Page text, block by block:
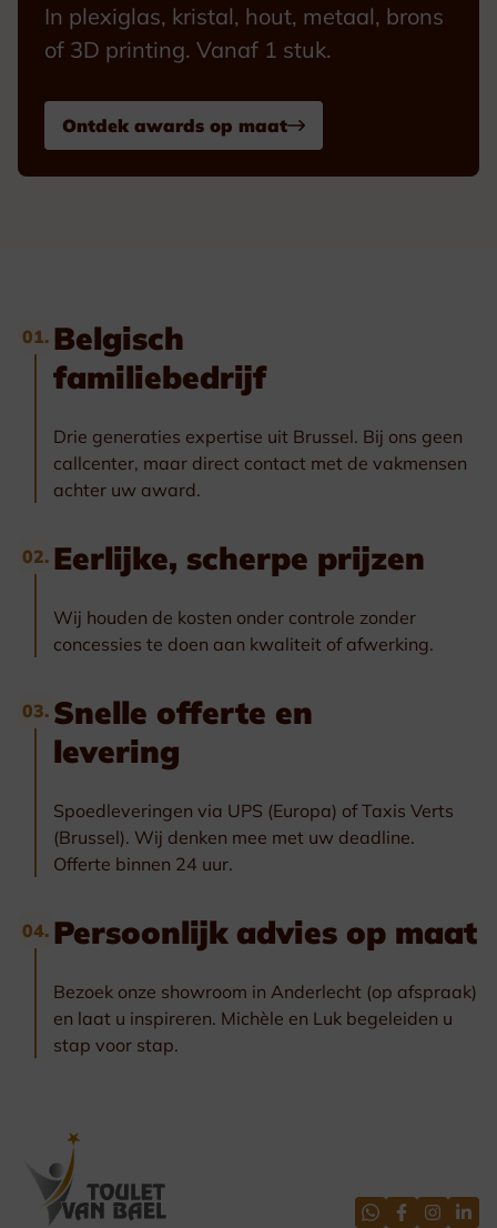
In plexiglas, kristal, hout, metaal, brons
of 3D printing. Vanaf 1 stuk.
Ontdek awards op maat
01. Belgisch
familiebedrijf
Drie generaties expertise uit Brussel. Bij ons geen
callcenter, maar direct contact met de vakmensen
achter uw award.
02. Eerlijke, scherpe prijzen
Wij houden de kosten onder controle zonder
concessies te doen aan kwaliteit of afwerking.
03. Snelle offerte en
levering
Spoedleveringen via UPS (Europa) of Taxis Verts
(Brussel). Wij denken mee met uw deadline.
Offerte binnen 24 uur.
04. Persoonlijk advies op maat
Bezoek onze showroom in Anderlecht (op afspraak)
en laat u inspireren. Michèle en Luk begeleiden u
stap voor stap.